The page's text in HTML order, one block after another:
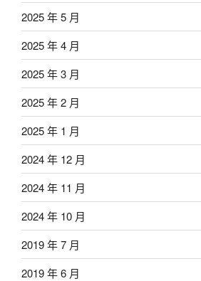
2025 年 5 月
2025 年 4 月
2025 年 3 月
2025 年 2 月
2025 年 1 月
2024 年 12 月
2024 年 11 月
2024 年 10 月
2019 年 7 月
2019 年 6 月